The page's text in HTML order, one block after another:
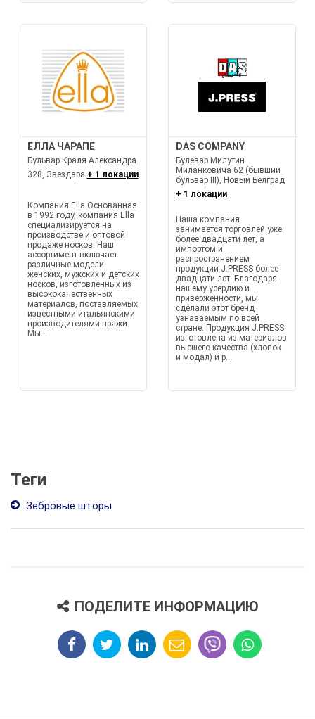
ЕЛЛА ЧАРАПЕ
Бульвар Краля Александра
328, Звездара + 1 локации
Компания Ella Основанная
в 1992 году, компания Ella
специализируется на
производстве и оптовой
продаже носков. Наш
ассортимент включает
различные модели
женских, мужских и детских
носков, изготовленных из
высококачественных
материалов, поставляемых
известными итальянскими
производителями пряжи.
Мы...
DAS COMPANY
Булевар Милутин
Миланковича 62 (бывший
бульвар III), Новый Белград
+ 1 локации
Наша компания
занимается торговлей уже
более двадцати лет, а
импортом и
распространением
продукции J.PRESS более
двадцати лет. Благодаря
нашему усердию и
приверженности, мы
сделали этот бренд
узнаваемым по всей
стране. Продукция J.PRESS
изготовлена из материалов
высшего качества (хлопок
и модал) и р...
Теги
Зебровые шторы
ПОДЕЛИТЕ ИНФОРМАЦИЮ